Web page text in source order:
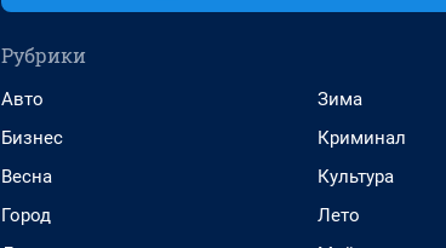
Рубрики
Авто
Бизнес
Весна
Город
Зима
Криминал
Культура
Лето